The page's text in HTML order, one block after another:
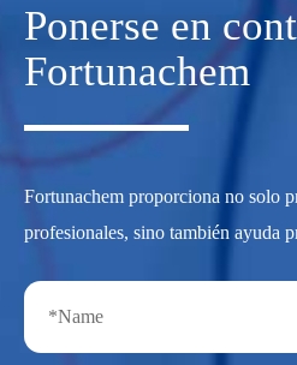
Ponerse en
Fortunachem
Fortunachem proporciona no solo
profesionales, sino también ayuda